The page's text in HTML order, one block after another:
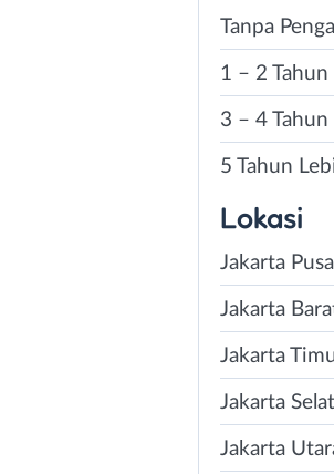
Tanpa
1 – 2 Tahun
3 – 4 Tahun
5 Tahun
Lokasi
Jakarta
Jakarta
Jakarta
Jakarta
Jakarta